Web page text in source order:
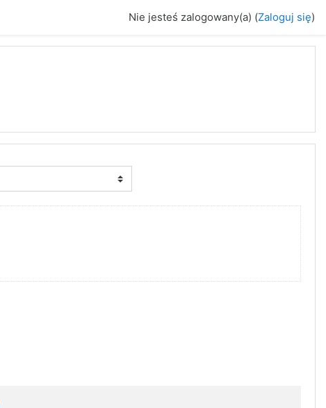
Nie jesteś zalogowany(a) (Zaloguj się)